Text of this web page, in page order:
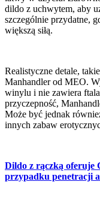
dildo z uchwytem, aby
szczególnie przydatne,
większą siłą.
Realistyczne detale,
Manhandler od MEO.
winylu i nie zawiera
przyczepność,
Może być jednak
innych zabaw
Dildo z rączką oferuje
przypadku penetracji